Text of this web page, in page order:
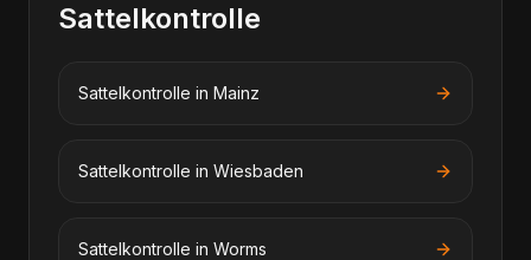
Sattelkontrolle
Sattelkontrolle in Mainz
Sattelkontrolle in Wiesbaden
Sattelkontrolle in Worms